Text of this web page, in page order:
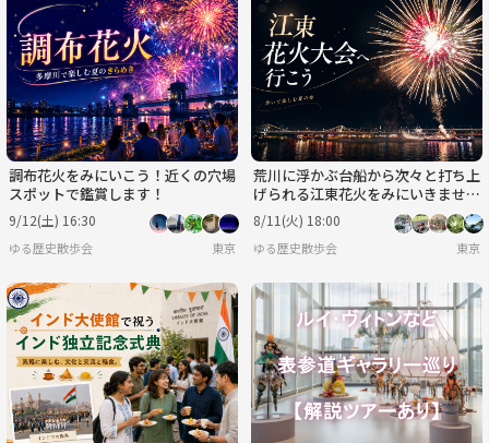
調布花火をみにいこう！近くの穴場
スポットで鑑賞します！
9/12(土) 16:30
ゆる歴史散歩会 東京
荒川に浮かぶ台船から次々と打ち上
げられる江東花火をみにいきません
か？
8/11(火) 18:00
ゆる歴史散歩会 東京